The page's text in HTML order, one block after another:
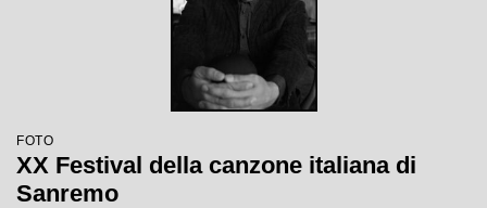
FOTO
XX Festival della canzone italiana di
Sanremo